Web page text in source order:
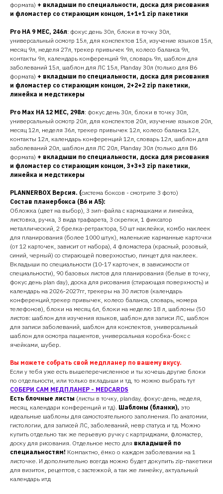
формата) + вкладыши по специальности, доска для рисования
и фломастер со стирающим концом, 1+1+1 zip пакетики
Pro НА 9 МЕС, 246л: фокус день 30л, блоки в точку 30л,
универсальный осмотр 15л, для конспектов 15л, изучение языков 15л,
месяц 9л, неделя 27л, трекер привычек 9л, колесо баланса 9л,
контакты 9л, календарь конференций 9л, словарь 9л, шаблон для
заболеваний 15л, шаблон для ЛС 15л, Planday 30л (только для В6
формата) + вкладыши по специальности, доска для рисования
и фломастер со стирающим концом, 2+2+2 zip пакетики,
линейка и медстикеры
Pro Max НА 12 МЕС, 298л: фокус день 30л, блоки в точку 30л,
универсальный осмотр 20л, для конспектов 20л, изучение языков 20л,
месяц 12л, неделя 36л, трекер привычек 12л, колесо баланса 12л,
контакты 12л, календарь конференций 12л, словарь 12л, шаблон для
заболеваний 20л, шаблон для ЛС 20л, Planday 30л (только для В6
формата) + вкладыши по специальности, доска для рисования
и фломастер со стирающим концом, 3+3+3 zip пакетики,
линейка и медстикеры
PLANNERBOX Версия. (система боксов - смотрите 3 фото)
Состав планербокса (В6 и А5):
Обложка (цвет на выбор), 3 зип-файла с кармашками и линейка,
листовка, ручка, 3 вида трафарета, 3 скрепки, 1 фиксатор
металлический, 2 брелка-ретрактора, 50 шт наклейки, комбо наклеек
для планирования (более 1000 штук), маленькие карманные карточки
(от 12 карточек, зависит от набора), 4 фломастера (красный, розовый,
синий, черный) со стирающей поверхностью, пинцет для наклеек.
Вкладыши по специальности (10-17 карточек, в зависимости от
специальности), 90 базовых листов для планирования (белые в точку,
фокус день plan day), доска для рисования (стирающая поверхность) и
календарь на 2026-2027гг, трекеры на 30 листов (календарь
конференций,трекер привычек, колесо баланса, словарь, номера
телефонов), блоки на месяц 6л, блоки на неделю 18 л, шаблоны (50
листов: шаблон для изучения языков, шаблон для записи ЛС, шаблон
для записи заболеваний, шаблон для конспектов, универсальный
шаблон для осмотра пациентов, универсальная коробка-бокс с
ячейками, шубер.
Вы можете собрать свой медпланер по вашему вкусу.
Если у тебя уже есть вышеперечисленное и ты хочешь другие блоки
по отдельности, или только вкладыши и тд, то можно выбрать тут
СОБЕРИ САМ МЕДПЛАНЕР - MEDCARDS
Есть блочные листы (листы в точку, planday, фокус-день, неделя,
месяц, календари конференций и тд). Шаблоны (бланки), это
идеальные шаблоны для самостоятельного заполнения. По анатомии,
гистологии, для записей ЛС, заболеваний, невр статуса и тд. Можно
купить отдельно так же перьевую ручку с картриджами, фломастер,
доску для рисования. Отдельное место для вкладышей по
специальностям! Компактно, ёмко о каждом заболевании на 1
листочке. И дополнительно всегда можно будет докупить zip-пакетики
для визиток, рецептов, с застежкой, а так же линейку, актуальный
календарь итд